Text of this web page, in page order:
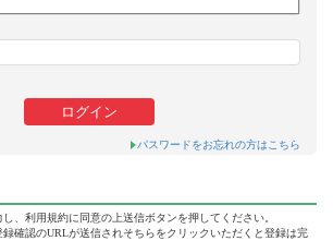
パスワードをお忘れの方はこちら
、利用規約に同意の上送信ボタンを押してください。
確認のURLが送信されそちらをクリックいただくと登録は完